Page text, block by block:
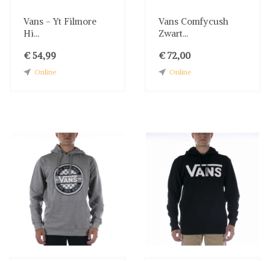
Vans - Yt Filmore
Hi...
€ 54,99
Online
Vans Comfycush
Zwart...
€ 72,00
Online